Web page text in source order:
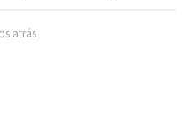
atrás